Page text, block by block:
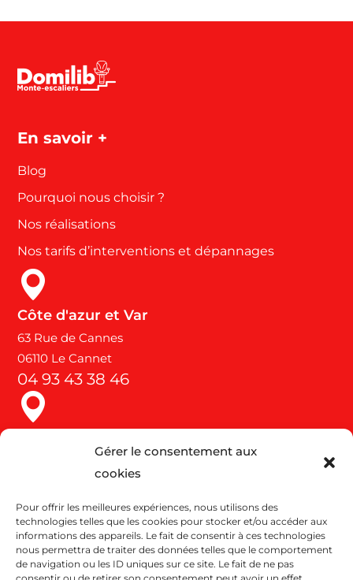
Gérer le consentement aux
cookies
Pour offrir les meilleures expériences, nous utilisons des
technologies telles que les cookies pour stocker et/ou accéder aux
informations des appareils. Le fait de consentir à ces technologies
nous permettra de traiter des données telles que le comportement
de navigation ou les ID uniques sur ce site. Le fait de ne pas
En savoir +
Blog
Pourquoi nous choisir ?
Nos réalisations
Nos tarifs d’interventions et dépannages
Côte d'azur et Var
63 Rue de Cannes
06110 Le Cannet
04 93 43 38 46
Hérault Drôme
13300 Salon de Provence
04 90 57 77 18